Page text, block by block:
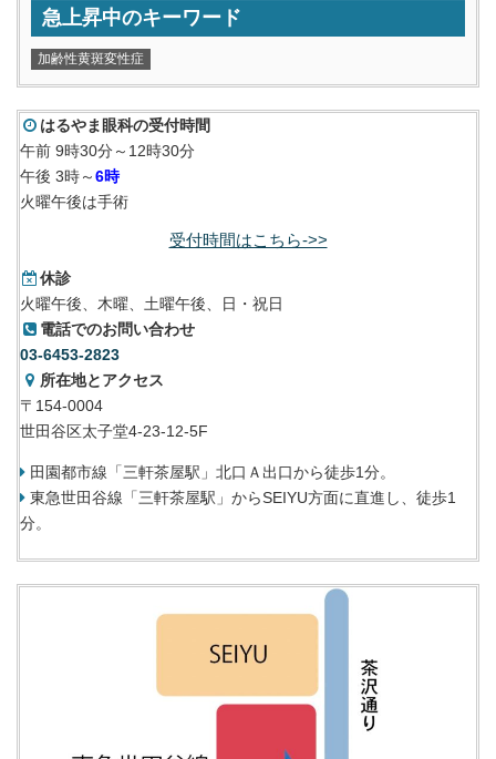
急上昇中のキーワード
加齢性黄斑変性症
はるやま眼科の受付時間
午前 9時30分～12時30分
午後 3時～6時
火曜午後は手術
受付時間はこちら->>
休診
火曜午後、木曜、土曜午後、日・祝日
電話でのお問い合わせ
03-6453-2823
所在地とアクセス
〒154-0004
世田谷区太子堂4-23-12-5F
田園都市線「三軒茶屋駅」北口Ａ出口から徒歩1分。
東急世田谷線「三軒茶屋駅」からSEIYU方面に直進し、徒歩1
分。